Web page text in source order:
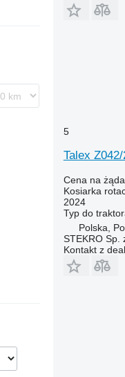
5
Talex
Cena na
Kosiarka
2024
Typ do
Polska,
STEKRO Sp.
Kontakt z